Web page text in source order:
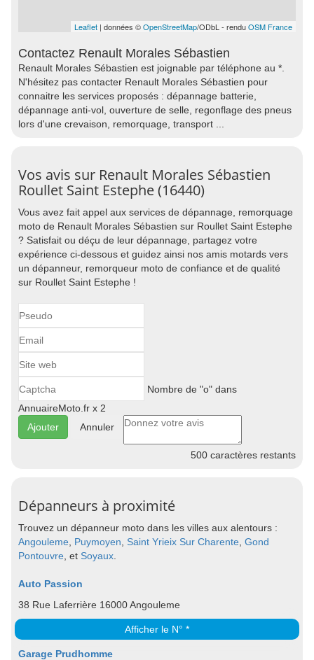
Leaflet | données ©OpenStreetMap/ODbL - renduOSM France
Contactez Renault Morales Sébastien
Renault Morales Sébastien est joignable par téléphone au *.
N'hésitez pas contacter Renault Morales Sébastien pour
connaitre les services proposés : dépannage batterie,
dépannage anti-vol, ouverture de selle, regonflage des pneus
lors d'une crevaison, remorquage, transport ...
Vos avis sur Renault Morales Sébastien
Roullet Saint Estephe (16440)
Vous avez fait appel aux services de dépannage, remorquage
moto de Renault Morales Sébastien sur Roullet Saint Estephe
? Satisfait ou déçu de leur dépannage, partagez votre
expérience ci-dessous et guidez ainsi nos amis motards vers
un dépanneur, remorqueur moto de confiance et de qualité
sur Roullet Saint Estephe !
Nombre de "o" dans
AnnuaireMoto.fr x 2
Annuler
500 caractères restants
Dépanneurs à proximité
Trouvez un dépanneur moto dans les villes aux alentours :
Angouleme
Puymoyen Saint Yrieix Sur Charente Gond
Pontouvre , et Soyaux
Auto Passion
38 Rue Laferrière 16000 Angouleme
Afficher le N° *
Garage Prudhomme